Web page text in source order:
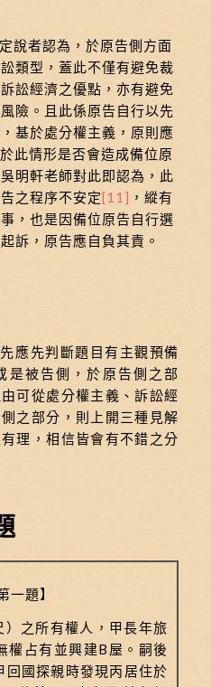
說者認為，於原告側方面
類型，蓋此不僅有避免裁
訟經濟之優點，亦有避免
險。且此係原告自行以先
基於處分權主義，原則應
於此情形是否會造成備位原
明軒老師對此即認為，此
之程序不安定 [11] ，縱有
，也是因備位原告自行選
訴，原告應自負其責。
應先判斷題目有主觀預備
是被告側，於原告側之部
可從處分權主義、訴訟經
之部分，則上開三種見解
理，相信皆會有不錯之分
一題】
之所有權人，甲長年旅
權占有並興建B屋。嗣後
回國探親時發現丙居住於